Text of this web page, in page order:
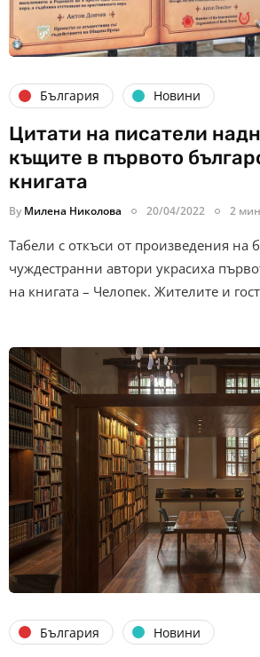
България Новини
Цитати на писатели
къщите в първото
книгата
By Милена Николова 20/04/2022 2
Табели с откъси от произведения на
чуждестранни автори украсиха
на книгата – Челопек. Жителите и
България Новини